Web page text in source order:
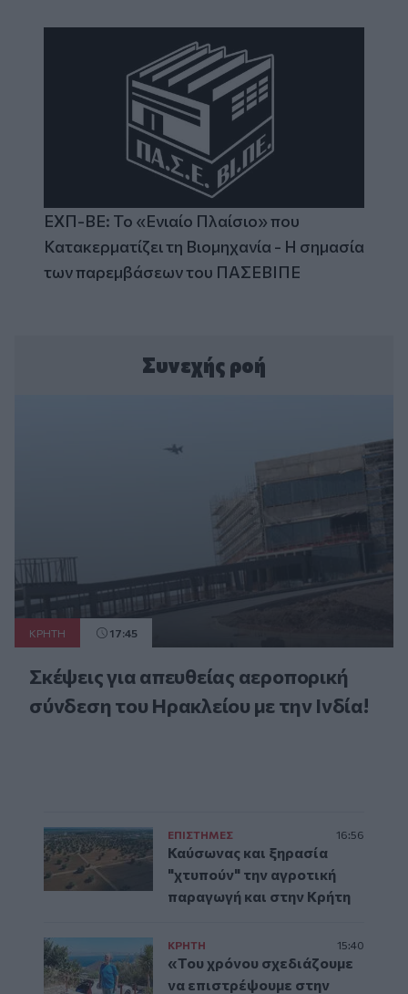
ΕΧΠ-ΒΕ: Το «Ενιαίο Πλαίσιο» που
Κατακερματίζει τη Βιομηχανία - Η σημασία
των παρεμβάσεων του ΠΑΣΕΒΙΠΕ
Συνεχής ροή
ΚΡΗΤΗ 17:45
Σκέψεις για απευθείας αεροπορική
σύνδεση του Ηρακλείου με την Ινδία!
ΕΠΙΣΤΗΜΕΣ 16:56
Καύσωνας και ξηρασία
"χτυπούν" την αγροτική
παραγωγή και στην Κρήτη
ΚΡΗΤΗ 15:40
«Του χρόνου σχεδιάζουμε
να επιστρέψουμε στην